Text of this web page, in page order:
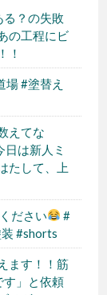
？の失敗
の工程にビ
！
#塗替え
えてな
は新人ミ
たして、上
ださい
#
#shorts
ます！！筋
す」と依頼